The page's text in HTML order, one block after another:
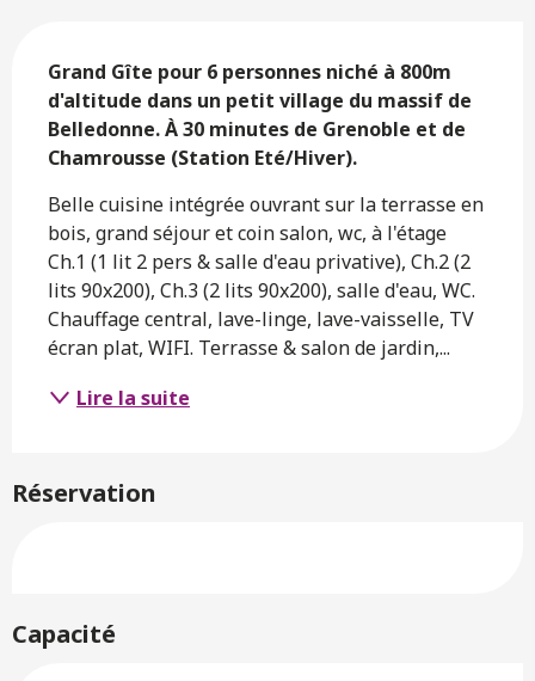
Grand Gîte pour 6 personnes niché à 800m
d'altitude dans un petit village du massif de
Belledonne. À 30 minutes de Grenoble et de
Chamrousse (Station Eté/Hiver).
Belle cuisine intégrée ouvrant sur la terrasse en
bois, grand séjour et coin salon, wc, à l'étage
Ch.1 (1 lit 2 pers & salle d'eau privative), Ch.2 (2
lits 90x200), Ch.3 (2 lits 90x200), salle d'eau, WC.
Chauffage central, lave-linge, lave-vaisselle, TV
écran plat, WIFI. Terrasse & salon de jardin,...
Lire la suite
Réservation
Capacité